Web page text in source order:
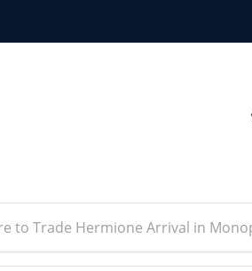
to Trade Hermione Arrival in